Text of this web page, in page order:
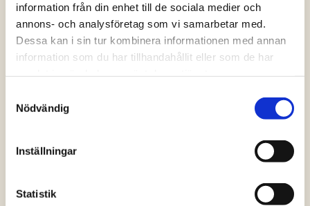
information från din enhet till de sociala medier och
annons- och analysföretag som vi samarbetar med.
Dessa kan i sin tur kombinera informationen med annan
information som du har tillhandahållit eller som de har
Nödvändig
Inställningar
Statistik
Vanliga frågor och